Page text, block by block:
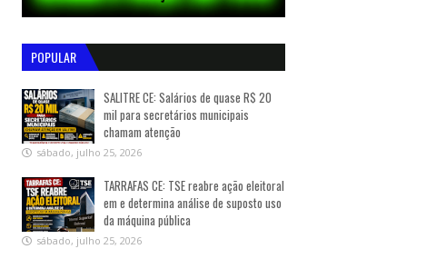
POPULAR
SALITRE CE: Salários de quase R$ 20
mil para secretários municipais
chamam atenção
sábado, julho 25, 2026
TARRAFAS CE: TSE reabre ação eleitoral
em e determina análise de suposto uso
da máquina pública
sábado, julho 25, 2026